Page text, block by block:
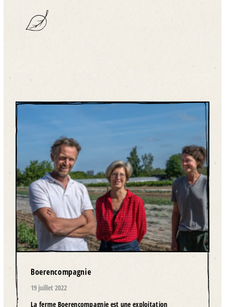
Boerencompagnie
19 juillet 2022
La ferme Boerencompagnie est une exploitation